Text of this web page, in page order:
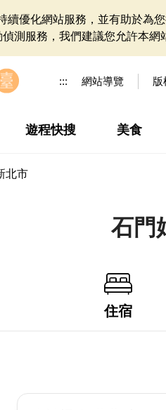
續優化網站服務，並有助於為
測服務，我們建議您允許本網
::: 網站導覽 版
遊程快搜 美食
北市
石門
住宿